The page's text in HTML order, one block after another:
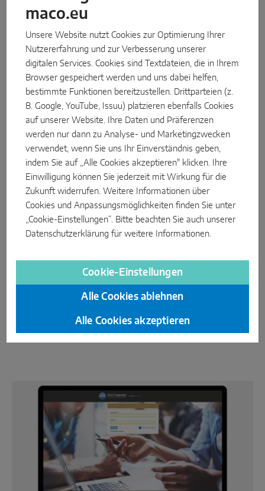
Durchstarten in der Fensterindustrie
MACO UK ist eine Partnerschaft mit dem Verein
Building Our Skills eingegangen, um die
Qualifikationslücke in der Fensterindustrie zu
schließen. Gemeinsam sind sie auf
Karrieremessen im Sommer vertreten, um junge Menschen für
die Fensterindustrie zu begeistern und bestehende Mitarbeiter
vom Finanzwesen über Lagermitarbeiter bis zum Marketing.
Mitarbeitende von MACO UK teilen dabei ihre persönlichen
Karrierewege, um die nächste Generation zu inspirieren, Teil
dieser innovativen Branche zu werden.
maco.eu
Unsere Website nutzt Cookies zur Optimierung Ihrer
Nutzererfahrung und zur Verbesserung unserer
digitalen Services. Cookies sind Textdateien, die in Ihrem
Browser gespeichert werden und uns dabei helfen,
bestimmte Funktionen bereitzustellen. Drittparteien (z.
B. Google, YouTube, Issuu) platzieren ebenfalls Cookies
auf unserer Website. Ihre Daten und Präferenzen
werden nur dann zu Analyse- und Marketingzwecken
verwendet, wenn Sie uns Ihr Einverständnis geben,
indem Sie auf „Alle Cookies akzeptieren" klicken. Ihre
Einwilligung können Sie jederzeit mit Wirkung für die
Zukunft widerrufen. Weitere Informationen über
Cookies und Anpassungsmöglichkeiten finden Sie unter
„Cookie-Einstellungen“. Bitte beachten Sie auch unserer
Datenschutzerklärung für weitere Informationen.
Cookie-Einstellungen
Alle Cookies ablehnen
Alle Cookies akzeptieren